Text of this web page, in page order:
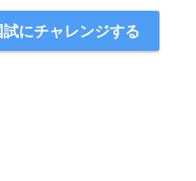
試にチャレンジする